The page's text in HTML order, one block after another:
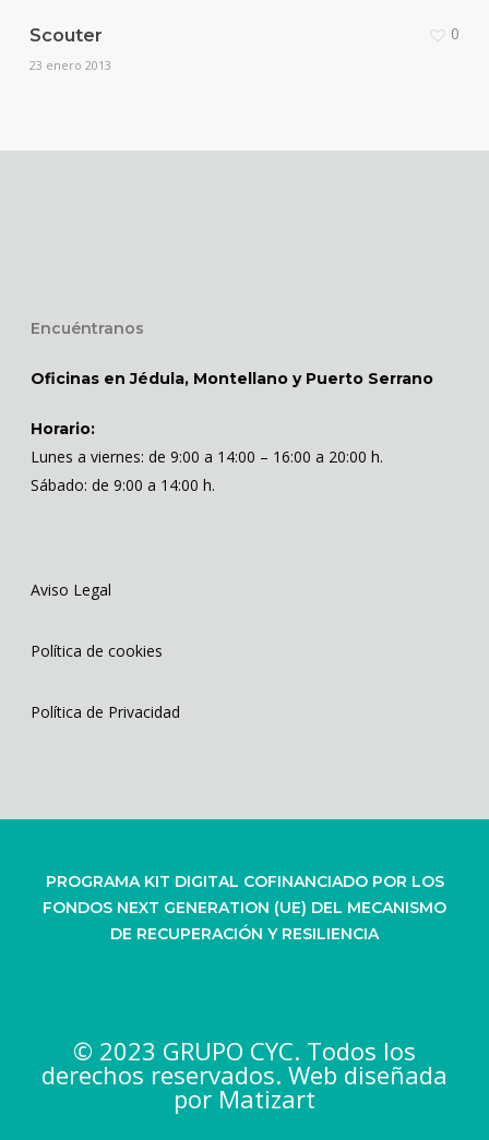
Scouter
23 enero 2013
0
Encuéntranos
Oficinas en Jédula, Montellano y Puerto Serrano
Horario:
Lunes a viernes: de 9:00 a 14:00 – 16:00 a 20:00 h.
Sábado: de 9:00 a 14:00 h.
Aviso Legal
Política de cookies
Política de Privacidad
PROGRAMA KIT DIGITAL COFINANCIADO POR LOS
FONDOS NEXT GENERATION (UE) DEL MECANISMO
DE RECUPERACIÓN Y RESILIENCIA
© 2023 GRUPO CYC. Todos los
derechos reservados. Web diseñada
por Matizart